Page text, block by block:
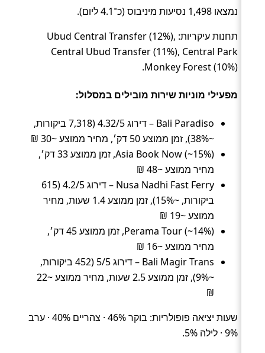
נמצאו 1,498 נסיעות מיניבוס (כ־4.1 ליום).
תחנות עיקריות: Ubud Central Transfer (12%),
Central Ubud Transfer (11%), Central Park
Monkey Forest (10%).
מפעילי מוניות שירות מובילים במסלול:
Bali Paradiso – דירוג 4.32/5 (7,318 ביקורות,
~38%), זמן ממוצע 50 דק׳, מחיר ממוצע ~30 ₪
Asia Book Now (~15%), זמן ממוצע 33 דק׳,
מחיר ממוצע ~48 ₪
Nusa Nadhi Fast Ferry – דירוג 4.2/5 (615
ביקורות, ~15%), זמן ממוצע 1.4 שעות, מחיר
ממוצע ~19 ₪
Perama Tour (~14%), זמן ממוצע 45 דק׳,
מחיר ממוצע ~16 ₪
Bali Magir Trans – דירוג 5/5 (452 ביקורות,
~9%), זמן ממוצע 2.5 שעות, מחיר ממוצע ~22
₪
שעות יציאה פופולריות: בוקר 46% · צהריים 40% · ערב
9% · לילה 5%.